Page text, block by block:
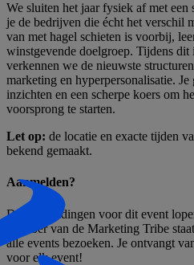
We sluiten het jaar fysiek af met
je de bedrijven die écht het verschil
van met hagel schieten is voorbij,
winstgevende doelgroep. Tijdens dit
verkennen we de nieuwste
marketing en hyperpersonalisatie. Je
inzichten en een scherpe koers om
voorsprong te starten.
Let op: de locatie en exacte tijden
bekend gemaakt.
Aanmelden?
De aanmeldingen voor dit event
member van de Marketing Tribe
alle events bezoeken. Je ontvangt
voor elk event!